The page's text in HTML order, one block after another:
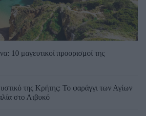
10 μαγευτικοί προορισμοί της
της Κρήτης: Το φαράγγι των Αγίων
στο Λιβυκό